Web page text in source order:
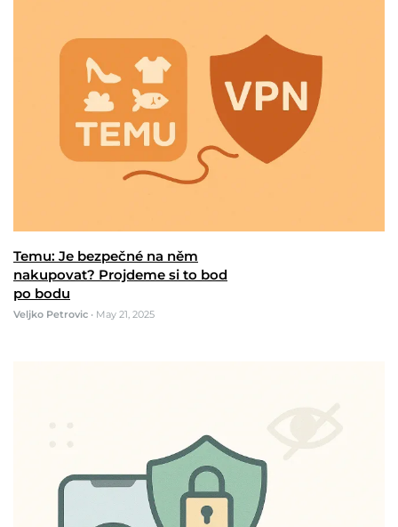
Temu: Je bezpečné na něm
nakupovat? Projdeme si to bod
po bodu
Veljko Petrovic • May 21, 2025